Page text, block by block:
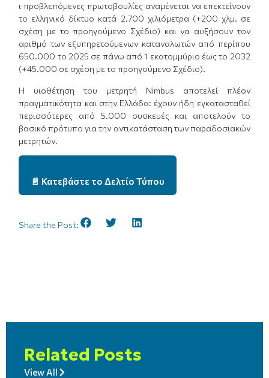
ι προβλεπόμενες πρωτοβουλίες αναμένεται να επεκτείνουν
το ελληνικό δίκτυο κατά 2.700 χιλιόμετρα (+200 χλμ. σε
σχέση με το προηγούμενο Σχέδιο) και να αυξήσουν τον
αριθμό των εξυπηρετούμενων καταναλωτών από περίπου
650.000 το 2025 σε πάνω από 1 εκατομμύριο έως το 2032
(+45.000 σε σχέση με το προηγούμενο Σχέδιο).
Η υιοθέτηση του μετρητή Nimbus αποτελεί πλέον
πραγματικότητα και στην Ελλάδα: έχουν ήδη εγκατασταθεί
περισσότερες από 5.000 συσκευές και αποτελούν το
βασικό πρότυπο για την αντικατάσταση των παραδοσιακών
μετρητών.
📄 Κατεβάστε το Δελτίο Τύπου
Share the Post:
Related Posts
View All